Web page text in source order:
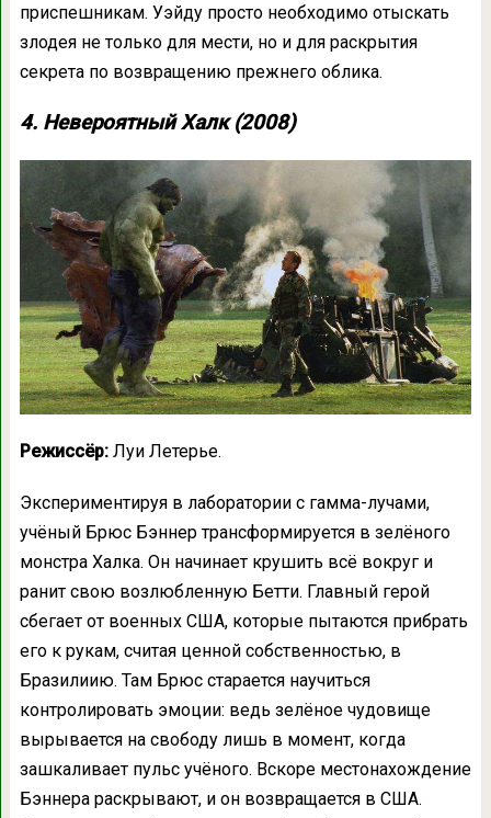
приспешникам. Уэйду просто необходимо отыскать
злодея не только для мести, но и для раскрытия
секрета по возвращению прежнего облика.
4. Невероятный Халк (2008)
Режиссёр:Луи Летерье.
Экспериментируя в лаборатории с гамма-лучами,
учёный Брюс Бэннер трансформируется в зелёного
монстра Халка. Он начинает крушить всё вокруг и
ранит свою возлюбленную Бетти. Главный герой
сбегает от военных США, которые пытаются прибрать
его к рукам, считая ценной собственностью, в
Бразилиию. Там Брюс старается научиться
контролировать эмоции: ведь зелёное чудовище
вырывается на свободу лишь в момент, когда
зашкаливает пульс учёного. Вскоре местонахождение
Бэннера раскрывают, и он возвращается в США.